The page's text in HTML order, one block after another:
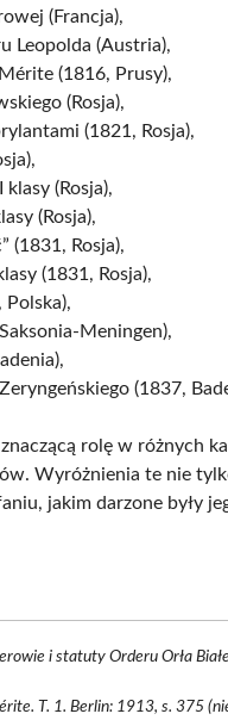
(Francja),
Leopolda (Austria),
(1816, Prusy),
(Rosja),
(1821, Rosja),
(Rosja),
(Rosja),
(1831, Rosja),
(1831, Rosja),
Polska),
Meningen),
(1837,
rolę w różnych
Wyróżnienia te nie
jakim darzone były
i statuty Orderu Orła
T. 1. Berlin: 1913, s. 375